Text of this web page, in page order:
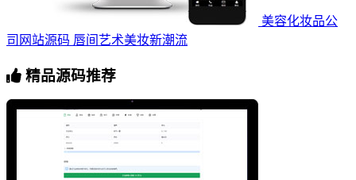
美容化妆品公
司网站源码 唇间艺术美妆新潮流
精品源码推荐